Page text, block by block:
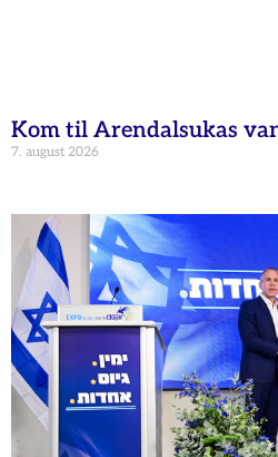
Kom til Arendalsukas
7. august 2026